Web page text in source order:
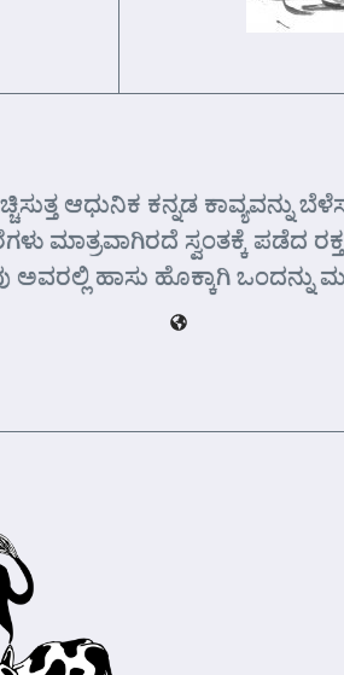
ಆಧುನಿಕ ಕನ್ನಡ ಕಾವ್ಯವನ್ನು
ಮಾತ್ರವಾಗಿರದೆ ಸ್ವಂತಕ್ಕೆ ಪಡೆದ
ಹಾಸು ಹೊಕ್ಕಾಗಿ ಒಂದನ್ನು